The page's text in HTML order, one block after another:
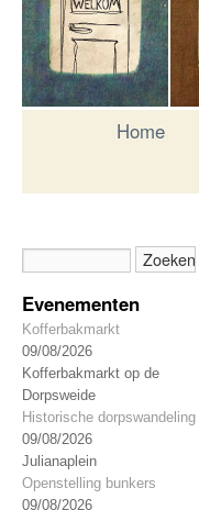
Home
Evenementen
Kofferbakmarkt
09/08/2026
Kofferbakmarkt op de
Dorpsweide
Historische dorpswandeling
09/08/2026
Julianaplein
Openstelling bunkers
09/08/2026